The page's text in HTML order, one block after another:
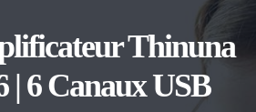
Thinuna
6 Canaux USB